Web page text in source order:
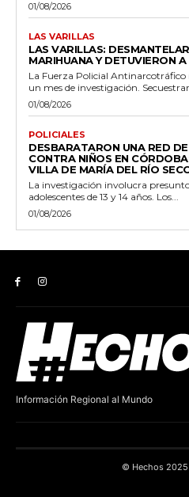
01/08/2026
LAS VARILLAS
LAS VARILLAS:
MARIHUANA Y DETUVIERON
La Fuerza Policial
un mes de investigación.
01/08/2026
POLICIALES
DESBARATARON UNA RED
CONTRA NIÑOS EN
VILLA DE MARÍA DEL RÍO
La investigación involucra
adolescentes de 13 y 14 años. Los...
01/08/2026
Información Regional al Mundo
© Hechos